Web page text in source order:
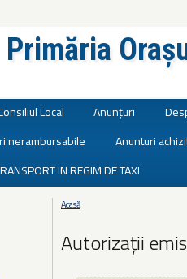
Primăria
Local Anunțuri
nerambursabile
Anunturi
IN REGIM DE TAXI
Eşti aici
Acasă
Autorizații